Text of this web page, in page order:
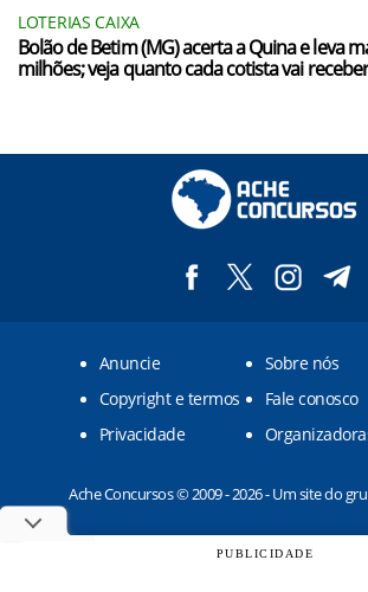
LOTERIAS CAIXA
Bolão de Betim (MG) acerta a Quina e leva
milhões; veja quanto cada cotista vai receber
Anuncie
Sobre nós
Copyright e termos
Fale conosco
Privacidade
Ache Concursos © 2009 - 2026 - Um site do
PUBLICIDADE